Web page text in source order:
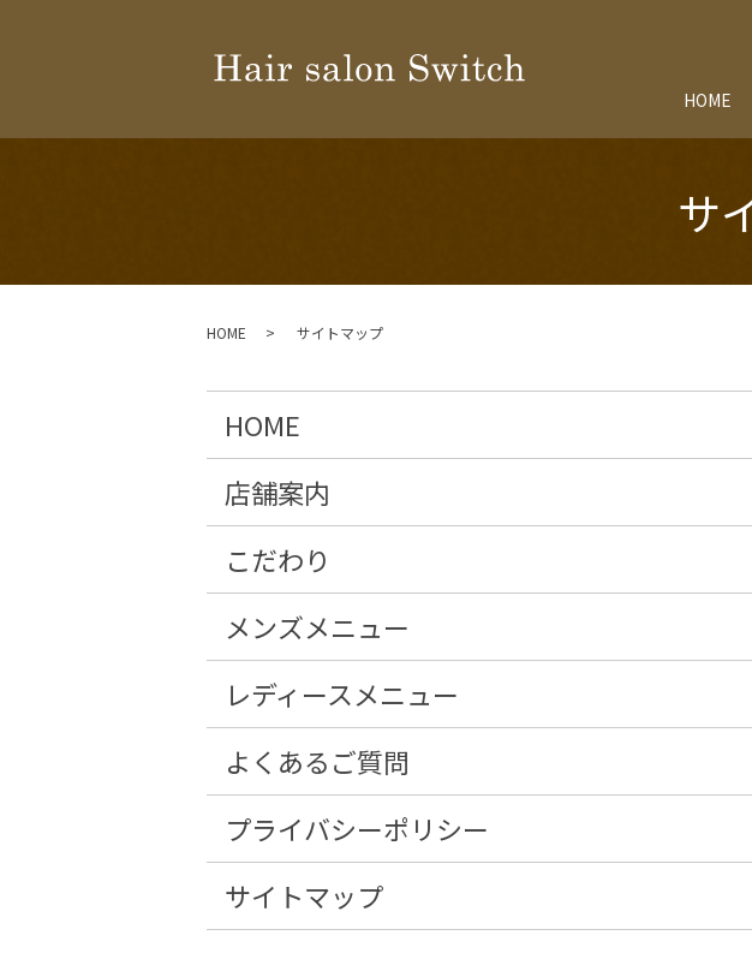
HOME
サ
HOME サイトマップ
HOME
店舗案内
こだわり
メンズメニュー
レディースメニュー
よくあるご質問
プライバシーポリシー
サイトマップ